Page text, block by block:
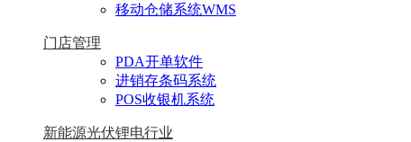
移动仓储系统WMS
门店管理
PDA开单软件
进销存条码系统
POS收银机系统
新能源光伏锂电行业